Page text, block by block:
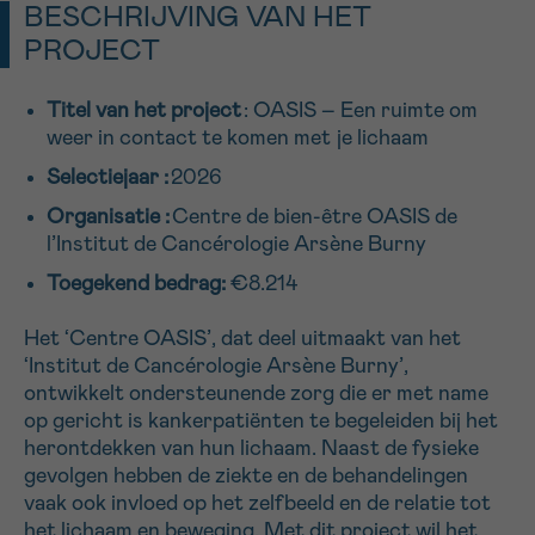
BESCHRIJVING VAN HET
PROJECT
Titel van het project: OASIS – Een ruimte om
weer in contact te komen met je lichaam
Selectiejaar :2026
Organisatie :Centre de bien-être OASIS de
l’Institut de Cancérologie Arsène Burny
Toegekend bedrag: €8.214
Het ‘Centre OASIS’, dat deel uitmaakt van het
‘Institut de Cancérologie Arsène Burny’,
ontwikkelt ondersteunende zorg die er met name
op gericht is kankerpatiënten te begeleiden bij het
herontdekken van hun lichaam. Naast de fysieke
gevolgen hebben de ziekte en de behandelingen
vaak ook invloed op het zelfbeeld en de relatie tot
Ja, stuur mij de nieuwsbrief
Ik aanvaard de
gebruiksvoorwaarden
*VERPLICHT VELD
16h-18h
Verder